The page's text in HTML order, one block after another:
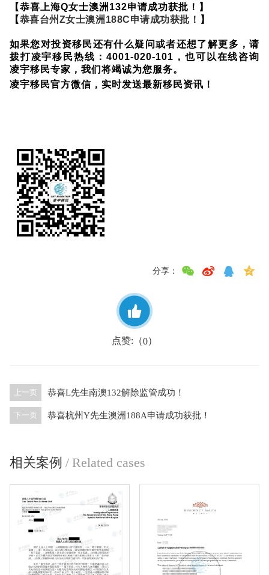
【恭喜上海Q女士澳洲132申请成功获批！ 】
【恭喜台州Z女士澳洲188C申请成功获批！ 】
如果您对投资移民还有什么疑问或者还想了解更多，请
拨打凌宇移民热线：4001-020-101，也可以在线咨询
凌宇移民专家，我们将竭诚为您服务。
凌宇移民官方微信，实时发送最新移民资讯！
分享：
点赞:（0）
上一页 恭喜L先生南澳132解除监管成功！
下一页 恭喜杭州Y先生澳洲188A申请成功获批！
相关案例 / Related cases